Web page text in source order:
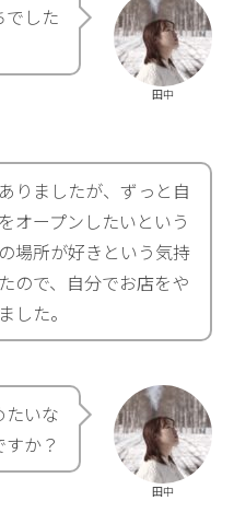
田中
でした
りましたが、ずっと自
オープンしたいという
場所が好きという気持
ので、自分でお店をや
した。
田中
たいな
か？